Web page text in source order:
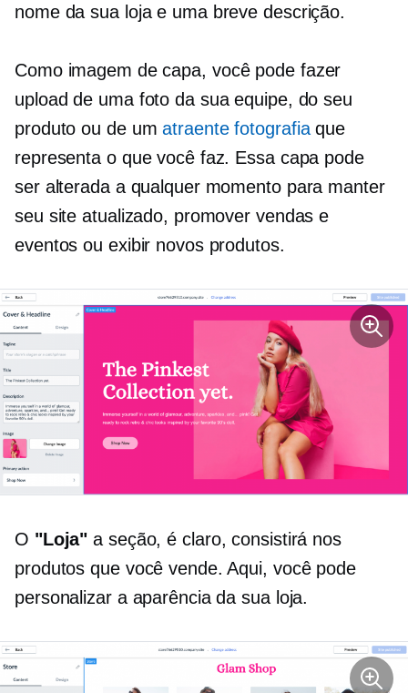
nome da sua loja e uma breve descrição.
Como imagem de capa, você pode fazer
upload de uma foto da sua equipe, do seu
produto ou de umatraentefotografiaque
representa o que você faz. Essa capa pode
ser alterada a qualquer momento para manter
seu site atualizado, promover vendas e
eventos ou exibir novos produtos.
O "Loja" a seção, é claro, consistirá nos
produtos que você vende. Aqui, você pode
personalizar a aparência da sua loja.